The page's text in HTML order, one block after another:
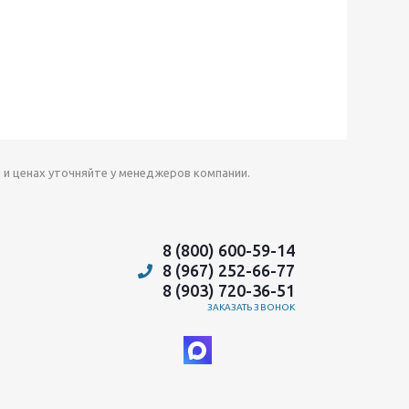
ценах уточняйте у менеджеров компании.
8 (800) 600-59-14
8 (967) 252-66-77
8 (903) 720-36-51
ЗАКАЗАТЬ ЗВОНОК